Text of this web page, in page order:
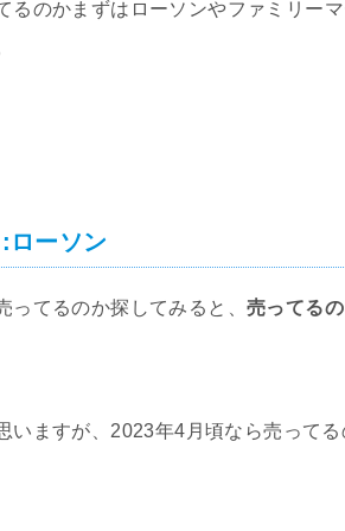
るのかまずはローソンやファミリー
ローソン
てるのか探してみると、 売ってる
ますが、2023年4月頃なら売ってる